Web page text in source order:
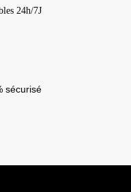
24h/7J
sécurisé